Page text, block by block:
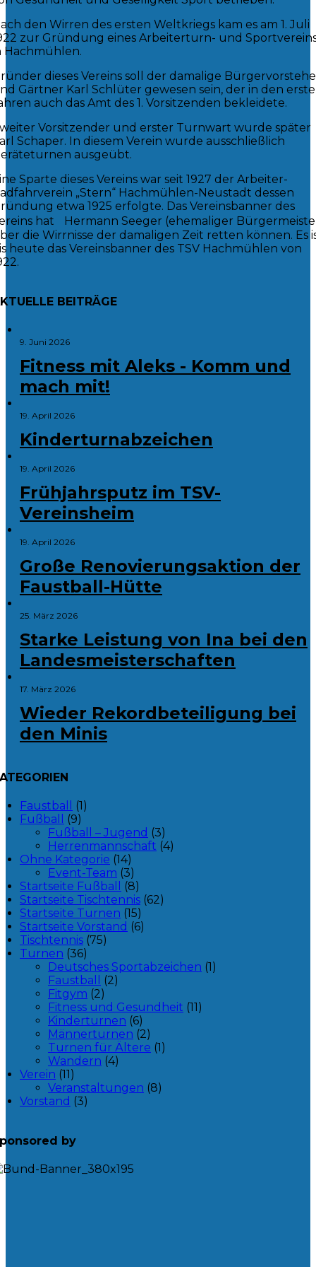
den Wirren des ersten Weltkriegs kam es am 1. Juli
zur Gründung eines Arbeiterturn- und
Hachmühlen.
dieses Vereins soll der damalige
Gärtner Karl Schlüter gewesen sein, der in den
auch das Amt des 1. Vorsitzenden bekleidete.
Vorsitzender und erster Turnwart wurde später
Schaper. In diesem Verein wurde ausschließlich
ausgeübt.
Sparte dieses Vereins war seit 1927 der Arbeiter-
„Stern“ Hachmühlen-Neustadt dessen
etwa 1925 erfolgte. Das Vereinsbanner des
hat Hermann Seeger (ehemaliger
die Wirrnisse der damaligen Zeit retten können. Es
heute das Vereinsbanner des TSV Hachmühlen von
BEITRÄGE
9. Juni 2026
Fitness mit Aleks - Komm und
mach mit!
19. April 2026
Kinderturnabzeichen
19. April 2026
Frühjahrsputz im TSV-
Vereinsheim
19. April 2026
Große Renovierungsaktion der
Faustball-Hütte
25. März 2026
Starke Leistung von Ina bei den
Landesmeisterschaften
17. März 2026
Wieder Rekordbeteiligung bei
den Minis
Faustball
(1)
Fußball
(9)
Fußball – Jugend (3)
Herrenmannschaft (4)
Ohne Kategorie (14)
Event-Team (3)
Startseite Fußball
(8)
Startseite Tischtennis (62)
Startseite Turnen (15)
Startseite Vorstand (6)
Tischtennis (75)
Turnen (36)
Deutsches Sportabzeichen (1)
Faustball
(2)
Fitgym (2)
Fitness und Gesundheit (11)
Kinderturnen (6)
Männerturnen (2)
Turnen für Ältere (1)
Wandern (4)
Verein (11)
Veranstaltungen (8)
Vorstand (3)
by